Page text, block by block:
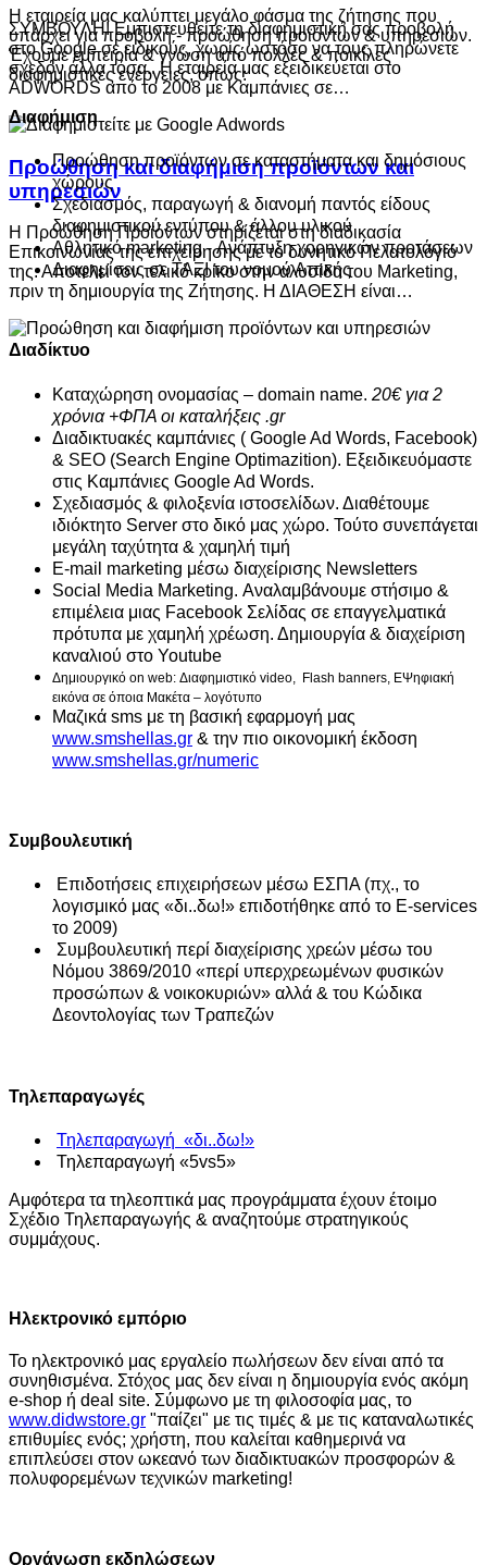
ΣΥΜΒΟΥΛΗ! Εμπιστευθείτε τη διαφημιστική σας προβολή
στο Google σε ειδικούς, χωρίς ωστόσο να τους πληρώνετε
σχεδόν άλλα τόσα.. Η εταιρεία μας εξειδικεύεται στο
ADWORDS από το 2008 με Καμπάνιες σε…
Προώθηση και διαφήμιση προϊόντων και
υπηρεσιών
Η Προώθηση Προϊόντων στηρίζεται στη διαδικασία
Επικοινωνίας της επιχείρησης με το δυνητικό Πελατολόγιό
της. Αποτελεί τον τελικό κρίκο στην αλυσίδα του Marketing,
πριν τη δημιουργία της Ζήτησης. Η ΔΙΑΘΕΣΗ είναι…
Η εταιρεία μας καλύπτει μεγάλο φάσμα της ζήτησης που
υπάρχει για προβολή - προώθηση προϊόντων & υπηρεσιών.
Έχουμε εμπειρία & γνώση από πολλές & ποικίλες
διαφημιστικές ενέργειες, όπως:
Διαφήμιση
Προώθηση προϊόντων σε καταστήματα και δημόσιους
χώρους
Σχεδιασμός, παραγωγή & διανομή παντός είδους
διαφημιστικού εντύπου & άλλου υλικού
Αθλητικό marketing - Ανάπτυξη χορηγικών προτάσεων
Διαφημίσεις σε ΤΑΞΙ του νομού Αττικής
Διαδίκτυο
Καταχώρηση ονομασίας – domain name. 20€ για 2
χρόνια +ΦΠΑ οι καταλήξεις .gr
Διαδικτυακές καμπάνιες ( Google Ad Words, Facebook)
& SEO (Search Engine Optimazition). Εξειδικευόμαστε
στις Καμπάνιες Google Ad Words.
Σχεδιασμός & φιλοξενία ιστοσελίδων. Διαθέτουμε
ιδιόκτητο Server στο δικό μας χώρο. Τούτο συνεπάγεται
μεγάλη ταχύτητα & χαμηλή τιμή
E-mail marketing μέσω διαχείρισης Νewsletters
Social Media Marketing. Αναλαμβάνουμε στήσιμο &
επιμέλεια μιας Facebook Σελίδας σε επαγγελματικά
πρότυπα με χαμηλή χρέωση. Δημιουργία & διαχείριση
καναλιού στο Youtube
Δημιουργικό on web: Διαφημιστικό video, Flash banners, ΕΨηφιακή
εικόνα σε όποια Μακέτα – λογότυπο
Μαζικά sms με τη βασική εφαρμογή μας
www.smshellas.gr & την πιο οικονομική έκδοση
www.smshellas.gr/numeric
Συμβουλευτική
Επιδοτήσεις επιχειρήσεων μέσω ΕΣΠΑ (πχ., το
λογισμικό μας «δι..δω!» επιδοτήθηκε από το E-services
το 2009)
Συμβουλευτική περί διαχείρισης χρεών μέσω του
Νόμου 3869/2010 «περί υπερχρεωμένων φυσικών
προσώπων & νοικοκυριών» αλλά & του Κώδικα
Δεοντολογίας των Τραπεζών
Τηλεπαραγωγές
Τηλεπαραγωγή «δι..δω!»
Τηλεπαραγωγή «5vs5»
Αμφότερα τα τηλεοπτικά μας προγράμματα έχουν έτοιμο
Σχέδιο Τηλεπαραγωγής & αναζητούμε στρατηγικούς
συμμάχους.
Ηλεκτρονικό εμπόριο
Το ηλεκτρονικό μας εργαλείο πωλήσεων δεν είναι από τα
συνηθισμένα. Στόχος μας δεν είναι η δημιουργία ενός ακόμη
e-shop ή deal site. Σύμφωνο με τη φιλοσοφία μας, το
www.didwstore.gr "παίζει" με τις τιμές & με τις καταναλωτικές
επιθυμίες ενός; χρήστη, που καλείται καθημερινά να
επιπλεύσει στον ωκεανό των διαδικτυακών προσφορών &
πολυφορεμένων τεχνικών marketing!
Οργάνωση εκδηλώσεων